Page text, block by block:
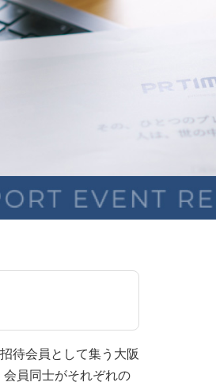
待会員と​して集う大阪
員同士がそれぞれの